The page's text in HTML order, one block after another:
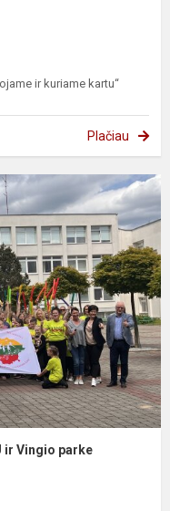
ir kuriame kartu“
Plačiau
ir Vingio parke